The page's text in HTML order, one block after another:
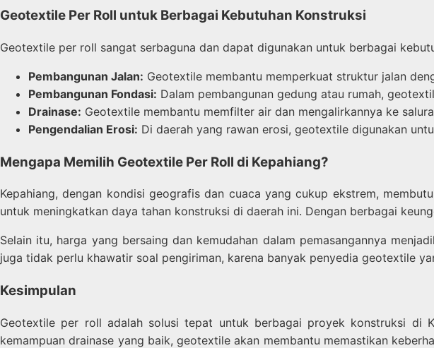
Geotextile Per Roll untuk Berbagai Kebutuhan Konstruksi
Geotextile per roll sangat serbaguna dan dapat digunakan untuk berbagai
Pembangunan Jalan: Geotextile membantu memperkuat struktur jalan
Pembangunan Fondasi: Dalam pembangunan gedung atau rumah,
Drainase: Geotextile membantu memfilter air dan mengalirkannya ke
Pengendalian Erosi: Di daerah yang rawan erosi, geotextile digunakan
Mengapa Memilih Geotextile Per Roll di Kepahiang?
Kepahiang, dengan kondisi geografis dan cuaca yang cukup ekstrem,
untuk meningkatkan daya tahan konstruksi di daerah ini. Dengan berbagai
Selain itu, harga yang bersaing dan kemudahan dalam pemasangannya
juga tidak perlu khawatir soal pengiriman, karena banyak penyedia geotextile
Kesimpulan
Geotextile per roll adalah solusi tepat untuk berbagai proyek konstruksi di
kemampuan drainase yang baik, geotextile akan membantu memastikan